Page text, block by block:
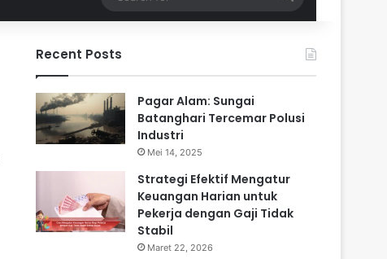
for
Recent Posts
Pagar Alam: Sungai
Batanghari Tercemar Polusi
Industri
Mei 14, 2025
Strategi Efektif Mengatur
Keuangan Harian untuk
Pekerja dengan Gaji Tidak
Stabil
Maret 22, 2026